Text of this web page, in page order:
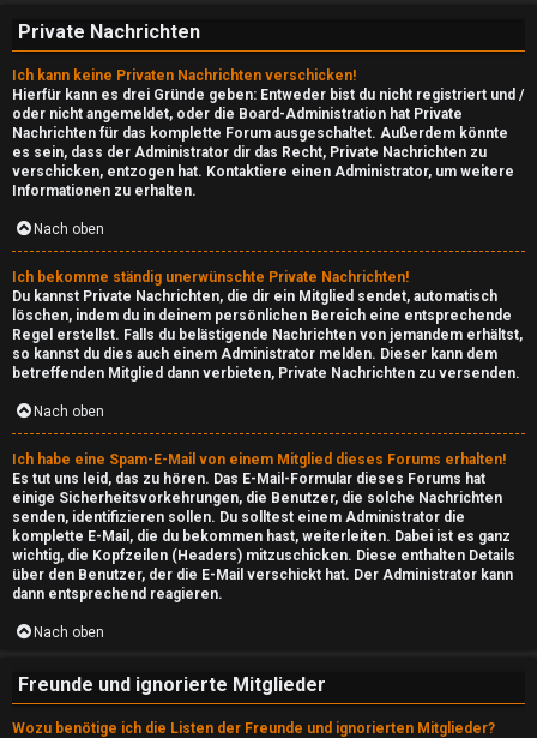
Private Nachrichten
Ich kann keine Privaten Nachrichten verschicken!
Hierfür kann es drei Gründe geben: Entweder bist du nicht registriert und /
oder nicht angemeldet, oder die Board-Administration hat Private
Nachrichten für das komplette Forum ausgeschaltet. Außerdem könnte
es sein, dass der Administrator dir das Recht, Private Nachrichten zu
verschicken, entzogen hat. Kontaktiere einen Administrator, um weitere
Informationen zu erhalten.
Nach oben
Ich bekomme ständig unerwünschte Private Nachrichten!
Du kannst Private Nachrichten, die dir ein Mitglied sendet, automatisch
löschen, indem du in deinem persönlichen Bereich eine entsprechende
Regel erstellst. Falls du belästigende Nachrichten von jemandem erhältst,
so kannst du dies auch einem Administrator melden. Dieser kann dem
betreffenden Mitglied dann verbieten, Private Nachrichten zu versenden.
Nach oben
Ich habe eine Spam-E-Mail von einem Mitglied dieses Forums erhalten!
Es tut uns leid, das zu hören. Das E-Mail-Formular dieses Forums hat
einige Sicherheitsvorkehrungen, die Benutzer, die solche Nachrichten
senden, identifizieren sollen. Du solltest einem Administrator die
komplette E-Mail, die du bekommen hast, weiterleiten. Dabei ist es ganz
wichtig, die Kopfzeilen (Headers) mitzuschicken. Diese enthalten Details
über den Benutzer, der die E-Mail verschickt hat. Der Administrator kann
dann entsprechend reagieren.
Nach oben
Freunde und ignorierte Mitglieder
Wozu benötige ich die Listen der Freunde und ignorierten Mitglieder?
r
f
↳
N
e
r
d
I
n
s
i
d
e
↳